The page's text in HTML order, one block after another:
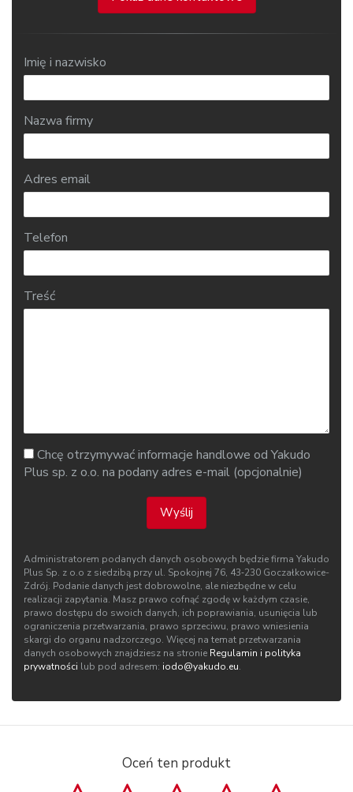
Imię i nazwisko
Nazwa firmy
Adres email
Telefon
Treść
Chcę otrzymywać informacje handlowe od Yakudo
Plus sp. z o.o. na podany adres e-mail (opcjonalnie)
Wyślij
Administratorem podanych danych osobowych będzie firma Yakudo
Plus Sp. z o.o z siedzibą przy ul. Spokojnej 76, 43‑230 Goczałkowice-
Zdrój. Podanie danych jest dobrowolne, ale niezbędne w celu
realizacji zapytania. Masz prawo cofnąć zgodę w każdym czasie,
prawo dostępu do swoich danych, ich poprawiania, usunięcia lub
ograniczenia przetwarzania, prawo sprzeciwu, prawo wniesienia
skargi do organu nadzorczego. Więcej na temat przetwarzania
danych osobowych znajdziesz na stronie Regulamin i polityka
prywatności lub pod adresem: iodo@yakudo.eu.
Oceń ten produkt